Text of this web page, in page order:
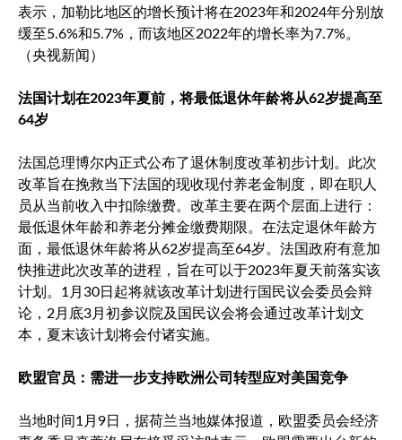
表示，加勒比地区的增长预计将在2023年和2024年分别放
缓至5.6%和5.7%，而该地区2022年的增长率为7.7%。
（央视新闻）
法国计划在2023年夏前，将最低退休年龄将从62岁提高至
64岁
法国总理博尔内正式公布了退休制度改革初步计划。此次
改革旨在挽救当下法国的现收现付养老金制度，即在职人
员从当前收入中扣除缴费。改革主要在两个层面上进行：
最低退休年龄和养老分摊金缴费期限。在法定退休年龄方
面，最低退休年龄将从62岁提高至64岁。法国政府有意加
快推进此次改革的进程，旨在可以于2023年夏天前落实该
计划。1月30日起将就该改革计划进行国民议会委员会辩
论，2月底3月初参议院及国民议会将会通过改革计划文
本，夏末该计划将会付诸实施。
欧盟官员：需进一步支持欧洲公司转型应对美国竞争
当地时间1月9日，据荷兰当地媒体报道，欧盟委员会经济